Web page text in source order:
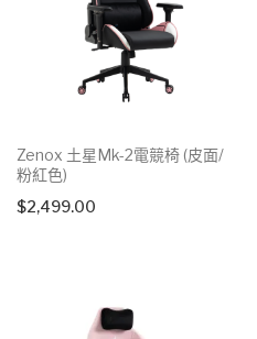
Zenox 土星Mk-2電競椅 (皮面/
粉紅色)
$2,499.00